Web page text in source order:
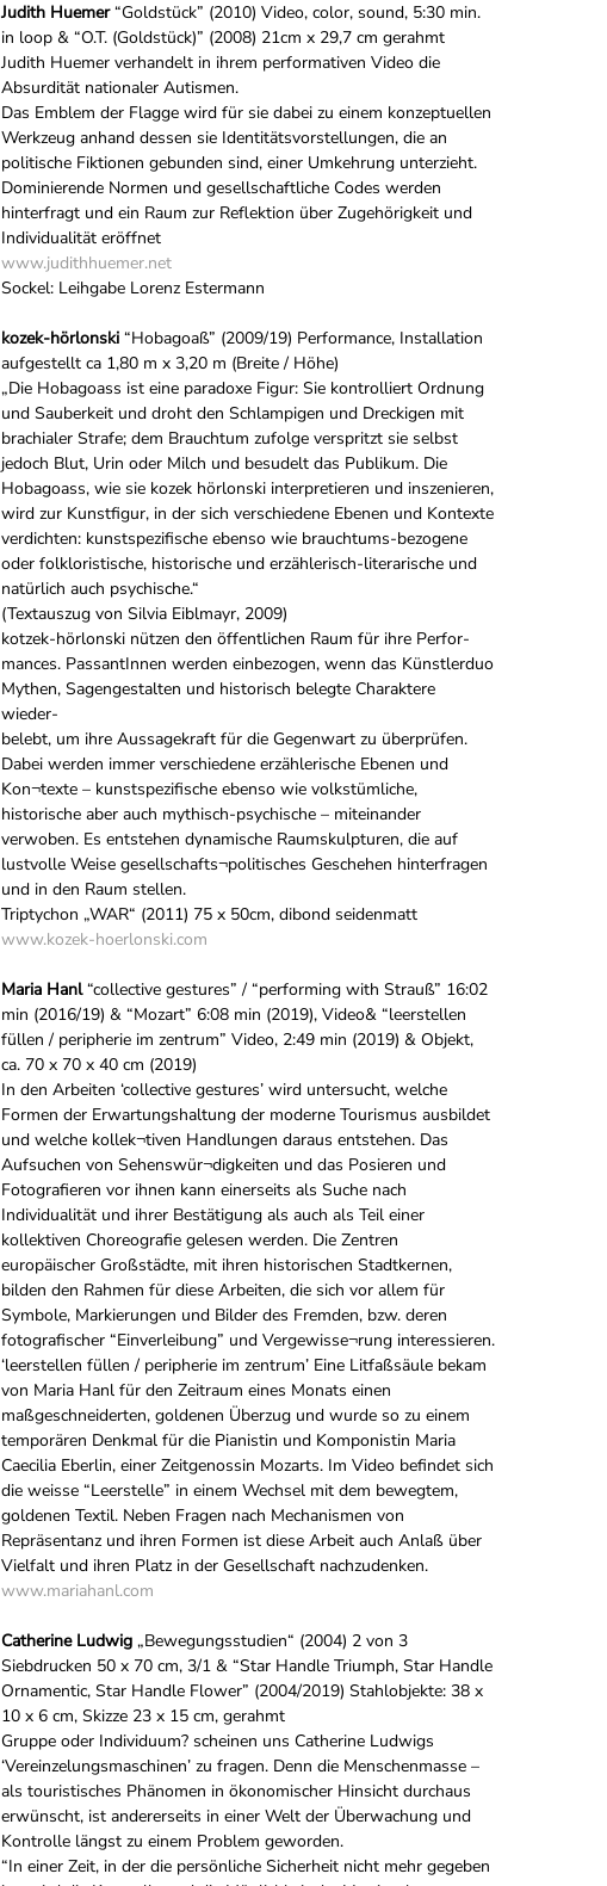
Judith Huemer“Goldstück” (2010) Video, color, sound, 5:30 min.
in loop & “O.T. (Goldstück)” (2008) 21cm x 29,7 cm gerahmt
Judith Huemer verhandelt in ihrem performativen Video die
Absurdität nationaler Autismen.
Das Emblem der Flagge wird für sie dabei zu einem konzeptuellen
Werkzeug anhand dessen sie Identitätsvorstellungen, die an
politische Fiktionen gebunden sind, einer Umkehrung unterzieht.
Dominierende Normen und gesellschaftliche Codes werden
hinterfragt und ein Raum zur Reflektion über Zugehörigkeit und
Individualität eröffnet
www.judithhuemer.net
Sockel: Leihgabe Lorenz Estermann
kozek-hörlonski “Hobagoaß” (2009/19) Performance, Installation
aufgestellt ca 1,80 m x 3,20 m (Breite / Höhe)
„Die Hobagoass ist eine paradoxe Figur: Sie kontrolliert Ordnung
und Sauberkeit und droht den Schlampigen und Dreckigen mit
brachialer Strafe; dem Brauchtum zufolge verspritzt sie selbst
jedoch Blut, Urin oder Milch und besudelt das Publikum. Die
Hobagoass, wie sie kozek hörlonski interpretieren und inszenieren,
wird zur Kunstfigur, in der sich verschiedene Ebenen und Kontexte
verdichten: kunstspezifische ebenso wie brauchtums-bezogene
oder folkloristische, historische und erzählerisch-literarische und
natürlich auch psychische.“
(Textauszug von Silvia Eiblmayr, 2009)
kotzek-hörlonski nützen den öffentlichen Raum für ihre Perfor-
mances. PassantInnen werden einbezogen, wenn das Künstlerduo
Mythen, Sagengestalten und historisch belegte Charaktere
wieder-
belebt, um ihre Aussagekraft für die Gegenwart zu überprüfen.
Dabei werden immer verschiedene erzählerische Ebenen und
Kon¬texte – kunstspezifische ebenso wie volkstümliche,
historische aber auch mythisch-psychische – miteinander
verwoben. Es entstehen dynamische Raumskulpturen, die auf
lustvolle Weise gesellschafts¬politisches Geschehen hinterfragen
und in den Raum stellen.
Triptychon „WAR“ (2011) 75 x 50cm, dibond seidenmatt
www.kozek-hoerlonski.com
Maria Hanl“collective gestures” / “performing with Strauß” 16:02
min (2016/19) & “Mozart” 6:08 min (2019), Video& “leerstellen
füllen / peripherie im zentrum” Video, 2:49 min (2019) & Objekt,
ca. 70 x 70 x 40 cm (2019)
In den Arbeiten ‘collective gestures’ wird untersucht, welche
Formen der Erwartungshaltung der moderne Tourismus ausbildet
und welche kollek¬tiven Handlungen daraus entstehen. Das
Aufsuchen von Sehenswür¬digkeiten und das Posieren und
Fotografieren vor ihnen kann einerseits als Suche nach
Individualität und ihrer Bestätigung als auch als Teil einer
kollektiven Choreografie gelesen werden. Die Zentren
europäischer Großstädte, mit ihren historischen Stadtkernen,
bilden den Rahmen für diese Arbeiten, die sich vor allem für
Symbole, Markierungen und Bilder des Fremden, bzw. deren
fotografischer “Einverleibung” und Vergewisse¬rung interessieren.
‘leerstellen füllen / peripherie im zentrum’ Eine Litfaßsäule bekam
von Maria Hanl für den Zeitraum eines Monats einen
maßgeschneiderten, goldenen Überzug und wurde so zu einem
temporären Denkmal für die Pianistin und Komponistin Maria
Caecilia Eberlin, einer Zeitgenossin Mozarts. Im Video befindet sich
die weisse “Leerstelle” in einem Wechsel mit dem bewegtem,
goldenen Textil. Neben Fragen nach Mechanismen von
Repräsentanz und ihren Formen ist diese Arbeit auch Anlaß über
Vielfalt und ihren Platz in der Gesellschaft nachzudenken.
www.mariahanl.com
Catherine Ludwig „Bewegungsstudien“ (2004) 2 von 3
Siebdrucken 50 x 70 cm, 3/1 & “Star Handle Triumph, Star Handle
Ornamentic, Star Handle Flower” (2004/2019) Stahlobjekte: 38 x
10 x 6 cm, Skizze 23 x 15 cm, gerahmt
Gruppe oder Individuum? scheinen uns Catherine Ludwigs
‘Vereinzelungsmaschinen’ zu fragen. Denn die Menschenmasse –
als touristisches Phänomen in ökonomischer Hinsicht durchaus
erwünscht, ist andererseits in einer Welt der Überwachung und
Kontrolle längst zu einem Problem geworden.
“In einer Zeit, in der die persönliche Sicherheit nicht mehr gegeben